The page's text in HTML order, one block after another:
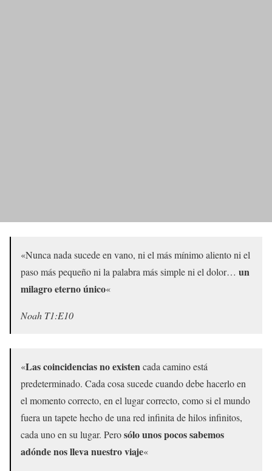
«Nunca nada sucede en vano, ni el más mínimo aliento ni el
paso más pequeño ni la palabra más simple ni el dolor… un
milagro eterno único«
Noah T1:E10
«Las coincidencias no existencada camino está
predeterminado. Cada cosa sucede cuando debe hacerlo en
el momento correcto, en el lugar correcto, como si el mundo
fuera un tapete hecho de una red infinita de hilos infinitos,
cada uno en su lugar. Perosólo unos pocos sabemos
adónde nos lleva nuestro viaje«